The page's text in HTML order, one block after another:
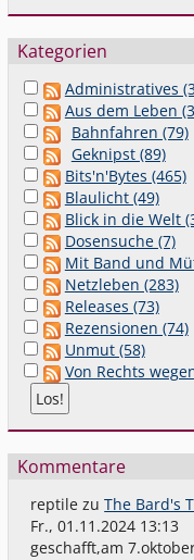
Kategorien
Administratives
Aus dem Leben
Bahnfahren (79)
Geknipst (89)
Bits'n'Bytes (465)
Blaulicht (49)
Blick in die Welt
Dosensuche (7)
Mit Band und
Netzleben (283)
Releases (73)
Rezensionen (74)
Unmut (58)
Von Rechts
Kommentare
reptile zuThe Bard's
Fr., 01.11.2024 13:13
geschafft,am